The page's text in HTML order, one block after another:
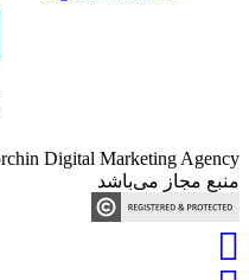
منبع مجاز می‌باشد